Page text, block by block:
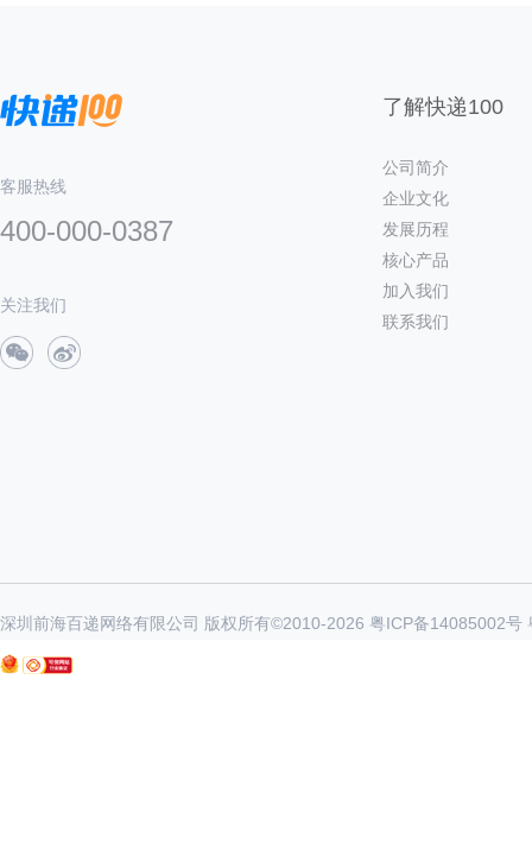
客服热线
400-000-0387
关注我们
了解快递100
公司简介
企业文化
发展历程
核心产品
加入我们
联系我们
深圳前海百递网络有限公司 版权所有©2010-2026 粤ICP备14085002号